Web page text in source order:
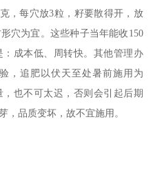
，每穴放3粒，籽要散得开，放
穴为宜。这些种子当年能收150
成本低、周转快。其他管理办
，追肥以伏天至处暑前施用为
也不可太迟，否则会引起后期
，品质变坏，故不宜施用。